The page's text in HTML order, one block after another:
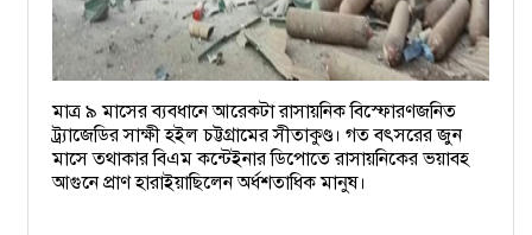
মাত্র ৯ মাসের ব্যবধানে আরেকটা রাসায়নিক বিস্ফোরণজনিত
ট্র্যাজেডির সাক্ষী হইল চট্টগ্রামের সীতাকুণ্ড। গত বৎসরের জুন
মাসে তথাকার বিএম কন্টেইনার ডিপোতে রাসায়নিকের ভয়াবহ
আগুনে প্রাণ হারাইয়াছিলেন অর্ধশতাধিক মানুষ।